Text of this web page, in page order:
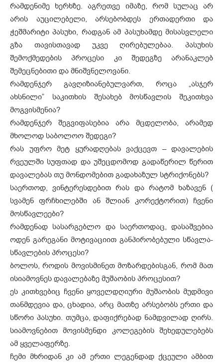
რამდენიმე ხერხზე. აგრეთვე იმაზე, რომ სულაც არ
არის აუცილებელი, არსებობდეს ერთადერთი და
ჭეშმარიტი პასუხი, რადგან ამ პასუხამდე მისასვლელი
გზა თავისთავად უკვე ღირებულებაა. პასუხის
შემოქმედების პროცესი კი შედეგზე არანაკლებ
შემეცნებითი და მნიშვნელოვანი.
რამდენჯერ გავღიზიანებულვართ, როცა „ასჯერ
ახსნილი” საკითხის შესახებ მოსწავლის შეკითხვა
მოგვისმენია?
რამდენჯერ შეგვიფასებია არა მცდელობა, არამედ
მხოლოდ საბოლოო შედეგი?
რას უფრო მეტ ყურადღებას ვაქცევთ – დავალების
რვეულში სუფთად და უშეცდომოდ გადაწერილ წერით
დავალებას თუ მონდომებით გადახაზულ სტრიქონებს?
საერთოდ, ვინტერესდებით რას და რატომ ხაზავენ (
სვამენ ფრჩხილებში ან შლიან კორექტორით) ჩვენი
მოსწავლეები?
რამდენად სასარგებლო და საერთოდაც, დასაშვებია
ოდენ გარეგანი მოტივაციით განპირობებული სწავლა-
სწავლების პროცესი?
ბოლოს, როდის მოვისმინეთ მოზარდებისგან, რომ მათ
ისიამოვნეს დავალებაზე მუშაობის პროცესით?
ეს კითხვებიც ჩვენი ყოველდღიური მუშაობის მუდმივი
თანმდევია და, ცხადია, არც მათზე არსებობს ერთი და
სწორი პასუხი. თუმცა, დაფიქრებად ნამდვილად ღირს.
სიამოვნებით მოვისმენდი კოლეგების შეხედულებებს
ამ ყველაფერზე.
ჩემი მხრიდან კი ამ ერთი ლეგენდად ქცეული ამბით